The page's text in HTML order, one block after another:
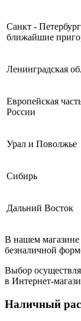
Санкт -
ближайшие
Ленинградская
Европейская
России
Урал и Поволжье
Сибирь
Дальний Восток
В нашем магазине
безналичной
Выбор
в Интернет-
Наличный